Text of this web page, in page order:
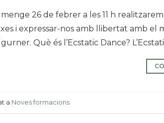
26 de febrer a les 11 h
i expressar-nos amb llibertat amb el
Què és l’Ecstatic Dance?
a Noves formacions